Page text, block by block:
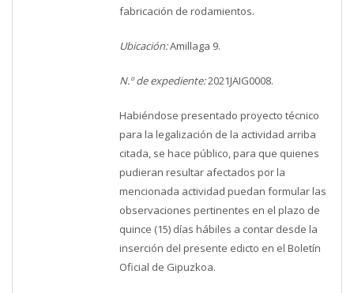
fabricación de rodamientos.
Ubicación:Amillaga 9.
N.º de expediente:2021JAIG0008.
Habiéndose presentado proyecto técnico
para la legalización de la actividad arriba
citada, se hace público, para que quienes
pudieran resultar afectados por la
mencionada actividad puedan formular las
observaciones pertinentes en el plazo de
quince (15) días hábiles a contar desde la
inserción del presente edicto en el Boletín
Oficial de Gipuzkoa.